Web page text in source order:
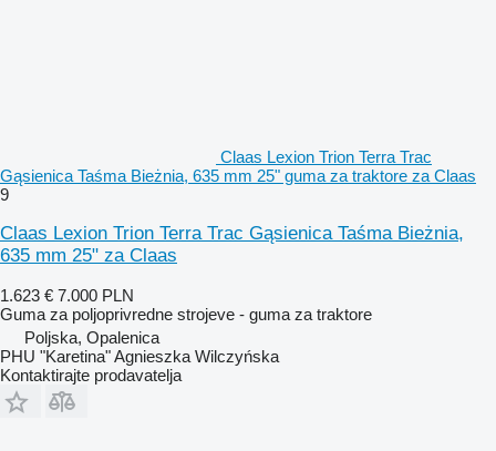
Claas Lexion Trion Terra Trac
Gąsienica Taśma Bieżnia, 635 mm 25" guma za traktore za Claas
9
Claas Lexion Trion Terra Trac Gąsienica Taśma Bieżnia,
635 mm 25" za Claas
1.623 € 7.000 PLN
Guma za poljoprivredne strojeve - guma za traktore
Poljska, Opalenica
PHU "Karetina" Agnieszka Wilczyńska
Kontaktirajte prodavatelja